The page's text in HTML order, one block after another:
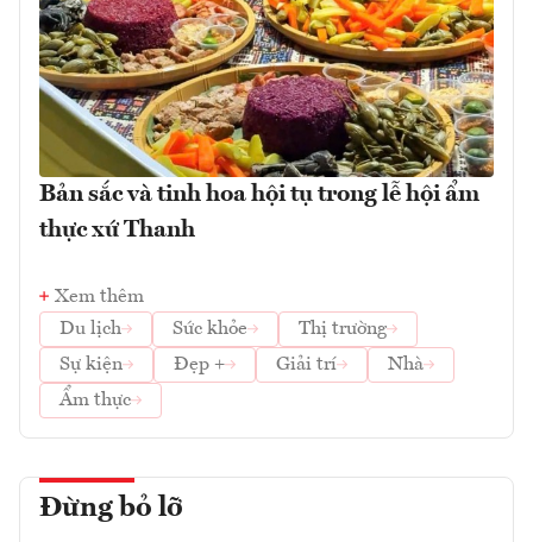
Bản sắc và tinh hoa hội tụ trong lễ hội ẩm
thực xứ Thanh
Xem thêm
Du lịch
Sức khỏe
Thị trường
Sự kiện
Đẹp + Giải trí
Nhà
Ẩm thực
Đừng bỏ lỡ